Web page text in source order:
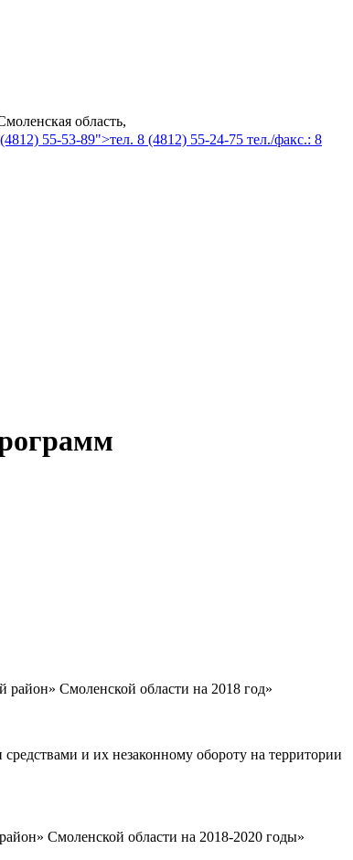
область,
55-53-89">тел. 8 (4812) 55-24-75 тел./факс.: 8
Смоленской области на 2018 год»
и их незаконному обороту на территории
Смоленской области на 2018-2020 годы»